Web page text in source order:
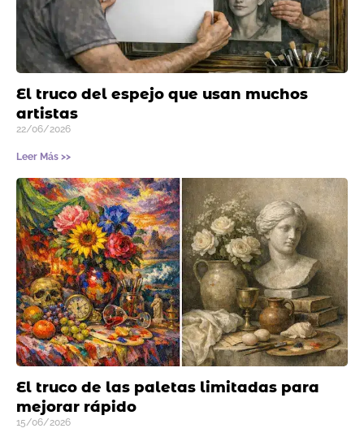
El truco del espejo que usan muchos
artistas
22/06/2026
Leer Más >>
El truco de las paletas limitadas para
mejorar rápido
15/06/2026